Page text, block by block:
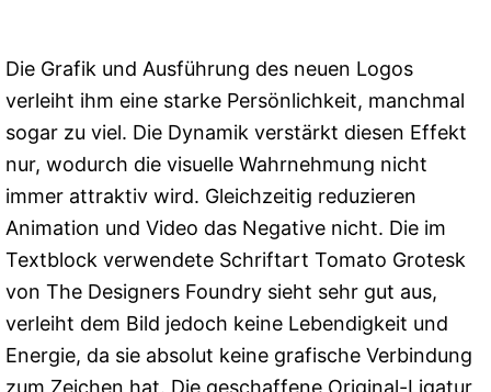
Die Grafik und Ausführung des neuen Logos
verleiht ihm eine starke Persönlichkeit, manchmal
sogar zu viel. Die Dynamik verstärkt diesen Effekt
nur, wodurch die visuelle Wahrnehmung nicht
immer attraktiv wird. Gleichzeitig reduzieren
Animation und Video das Negative nicht. Die im
Textblock verwendete Schriftart Tomato Grotesk
von The Designers Foundry sieht sehr gut aus,
verleiht dem Bild jedoch keine Lebendigkeit und
Energie, da sie absolut keine grafische Verbindung
zum Zeichen hat. Die geschaffene Original-Ligatur